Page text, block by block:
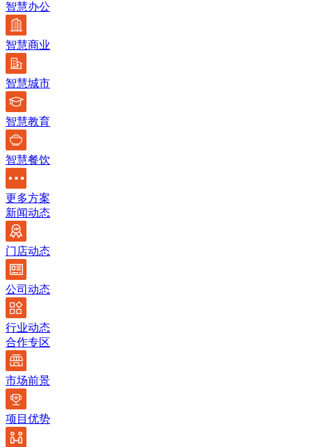
智慧办公
智慧商业
智慧城市
智慧教育
智慧餐饮
更多方案
新闻动态
门店动态
公司动态
行业动态
合作专区
市场前景
项目优势